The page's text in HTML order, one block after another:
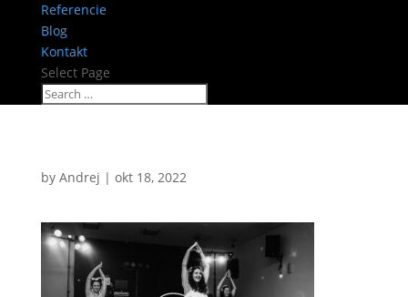
Referencie
Blog
Kontakt
Select Page
by Andrej | okt 18, 2022